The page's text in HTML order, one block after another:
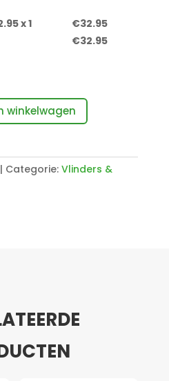
x 1 €32.95
€32.95
winkelwagen
Categorie: Vlinders &